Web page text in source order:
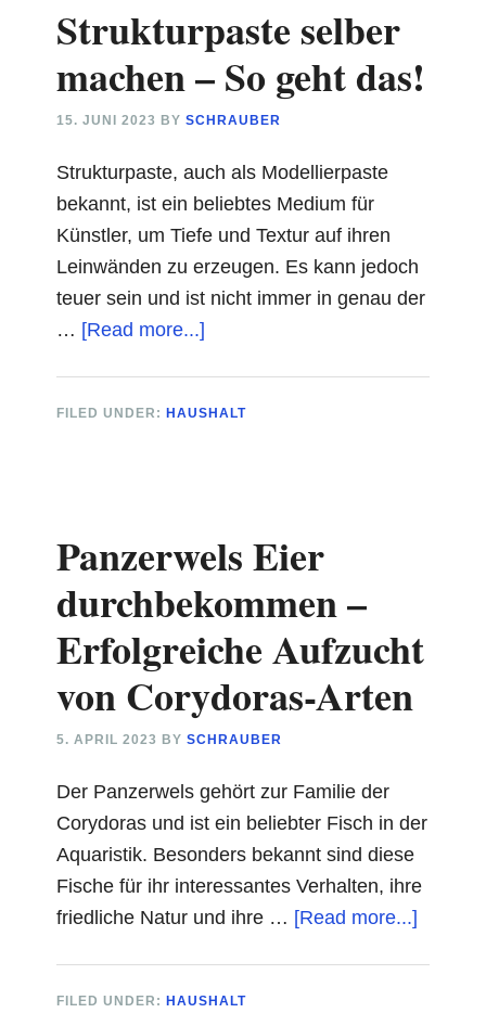
des
Cord
Sofas
Strukturpaste selber
machen – So geht das!
15. JUNI 2023 BYSCHRAUBER
Strukturpaste, auch als Modellierpaste
bekannt, ist ein beliebtes Medium für
Künstler, um Tiefe und Textur auf ihren
Leinwänden zu erzeugen. Es kann jedoch
teuer sein und ist nicht immer in genau der
… [Read more...]
machen
das!
FILED UNDER: HAUSHALT
Panzerwels Eier
durchbekommen –
Erfolgreiche Aufzucht
von Corydoras-Arten
5. APRIL 2023 BYSCHRAUBER
Der Panzerwels gehört zur Familie der
Corydoras und ist ein beliebter Fisch in der
Aquaristik. Besonders bekannt sind diese
Fische für ihr interessantes Verhalten, ihre
friedliche Natur und ihre … [Read more...]
FILED UNDER: HAUSHALT